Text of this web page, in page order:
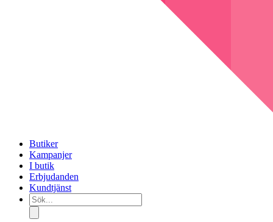
Butiker
Kampanjer
I butik
Erbjudanden
Kundtjänst
Sök...